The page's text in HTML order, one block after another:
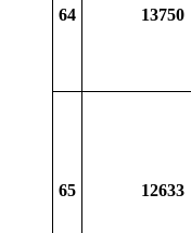
64 13750
65 12633